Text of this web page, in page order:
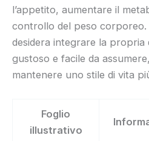
l’appetito, aumentare il
controllo del peso
desidera integrare la
gustoso e facile da
mantenere uno stile di vita
Foglio
illustrativo